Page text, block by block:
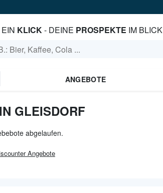
EIN KLICK- DEINE PROSPEKTE IM BLICK
ANGEBOTE
GLEISDORF
abgelaufen.
Angebote